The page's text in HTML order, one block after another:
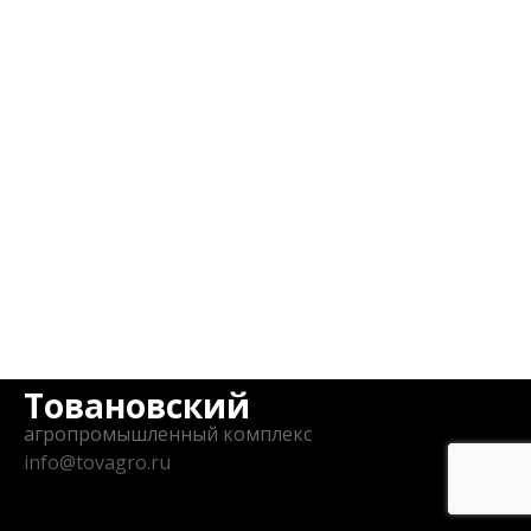
Товановский
агропромышленный комплекс
info@tovagro.ru